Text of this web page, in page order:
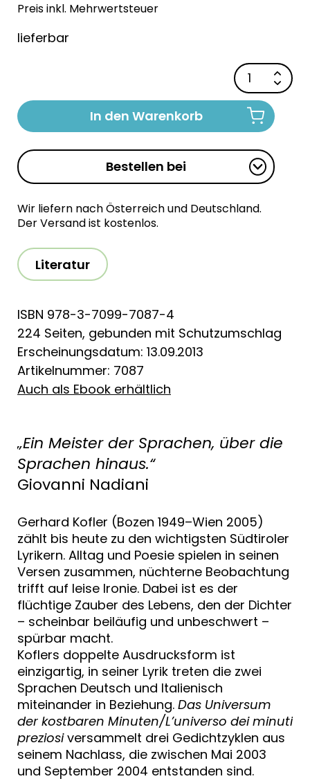
Preis inkl. Mehrwertsteuer
lieferbar
In den Warenkorb
Bestellen bei
Wir liefern nach Österreich und Deutschland.
Der Versand ist kostenlos.
Literatur
ISBN 978-3-7099-7087-4
224 Seiten, gebunden mit Schutzumschlag
Erscheinungsdatum: 13.09.2013
Artikelnummer: 7087
Auch als Ebook erhältlich
„Ein Meister der Sprachen, über die
Sprachen hinaus.“
Giovanni Nadiani
Gerhard Kofler (Bozen 1949–Wien 2005)
zählt bis heute zu den wichtigsten Südtiroler
Lyrikern. Alltag und Poesie spielen in seinen
Versen zusammen, nüchterne Beobachtung
trifft auf leise Ironie. Dabei ist es der
flüchtige Zauber des Lebens, den der Dichter
– scheinbar beiläufig und unbeschwert –
spürbar macht.
Koflers doppelte Ausdrucksform ist
einzigartig, in seiner Lyrik treten die zwei
Sprachen Deutsch und Italienisch
miteinander in Beziehung. Das Universum
der kostbaren Minuten/L’universo dei minuti
preziosiversammelt drei Gedichtzyklen aus
seinem Nachlass, die zwischen Mai 2003
und September 2004 entstanden sind.